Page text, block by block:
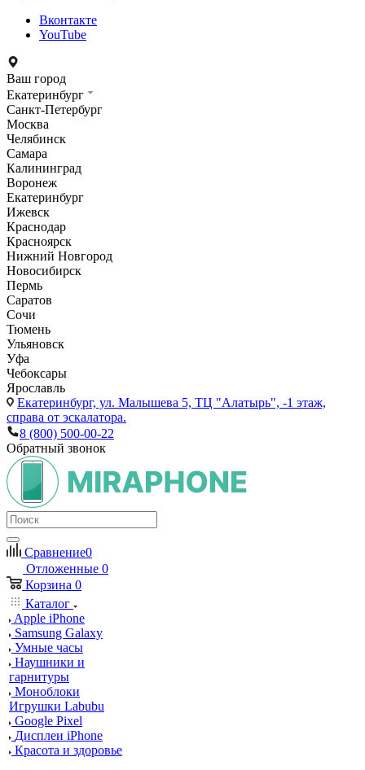
Вконтакте
YouTube
Ваш город
Екатеринбург
Санкт-Петербург
Москва
Челябинск
Самара
Калининград
Воронеж
Екатеринбург
Ижевск
Краснодар
Красноярск
Нижний Новгород
Новосибирск
Пермь
Саратов
Сочи
Тюмень
Ульяновск
Уфа
Чебоксары
Ярославль
Екатеринбург, ул. Малышева 5, ТЦ "Алатырь", -1 этаж,
справа от эскалатора.
8 (800) 500-00-22
Обратный звонок
Сравнение0
Отложенные 0
Корзина 0
Каталог
Apple iPhone
Samsung Galaxy
Умные часы
Наушники и
гарнитуры
Моноблоки
Игрушки Labubu
Google Pixel
Дисплеи iPhone
Красота и здоровье